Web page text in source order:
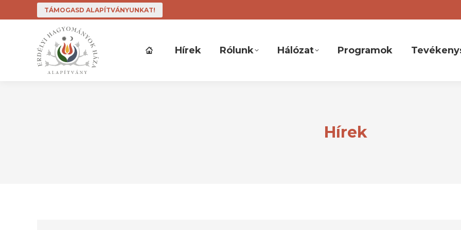
TÁMOGASD ALAPÍTVÁNYUNKAT!
Hírek Rólunk Hálózat Programok
Hírek